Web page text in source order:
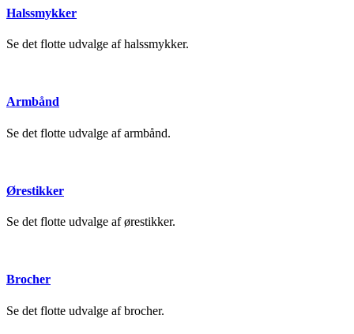
Halssmykker
Se det flotte udvalge af halssmykker.
Armbånd
Se det flotte udvalge af armbånd.
Ørestikker
Se det flotte udvalge af ørestikker.
Brocher
Se det flotte udvalge af brocher.